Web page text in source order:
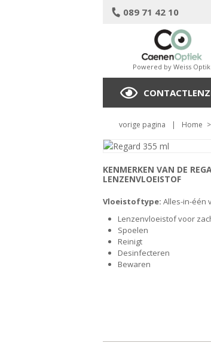
089 71 42 10
Powered by Weiss Optik
vorige pagina | Home >
KENMERKEN VAN DE
LENZENVLOEISTOF
Vloeistoftype: Alles-in-één
Lenzenvloeistof voor
Spoelen
Reinigt
Desinfecteren
Bewaren